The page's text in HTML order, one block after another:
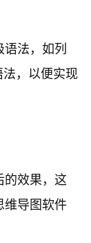
法，如列
，以便实现
效果，这
维导图软件